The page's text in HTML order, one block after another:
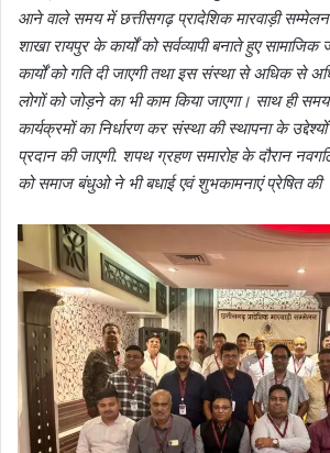
आने वाले समय में छत्तीसगढ़ प्रादेशिक मारवाड़ी सम्मेलन
शाखा रायपुर के कार्यों को सर्वव्यापी बनाते हुए
कार्यों को गति दी जाएगी तथा इस संस्था से अधिक से
लोगों को जोड़ने का भी काम किया जाएगा। साथ ही
कार्यक्रमों का निर्धारण कर संस्था की स्थापना के
प्रदान की जाएगी. शपथ ग्रहण समारोह के दौरान
को समाज बंधुओ ने भी बधाई एवं शुभकामनाएं प्रेषित की